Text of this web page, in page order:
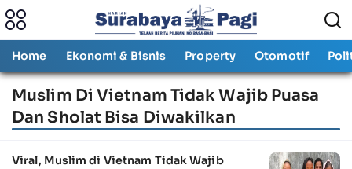
Home Ekonomi & Bisnis Property Otomotif
Muslim Di Vietnam Tidak Wajib Puasa
Dan Sholat Bisa Diwakilkan
Viral, Muslim di Vietnam Tidak Wajib